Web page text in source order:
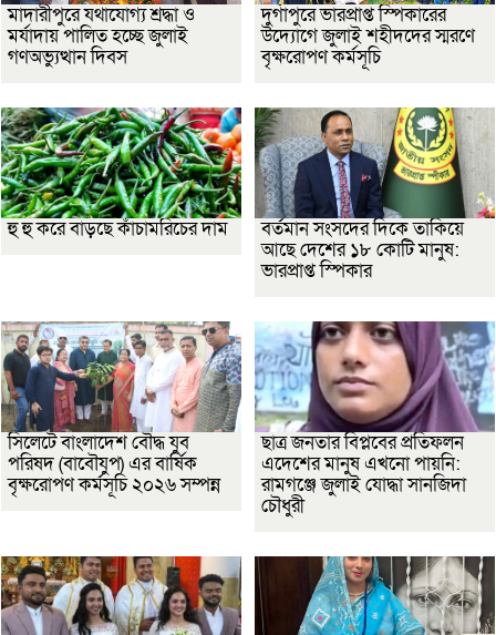
মাদারীপুরে যথাযোগ্য শ্রদ্ধা ও
মর্যাদায় পালিত হচ্ছে জুলাই
গণঅভ্যুত্থান দিবস
দুর্গাপুরে ভারপ্রাপ্ত স্পিকারের
উদ্যোগে জুলাই শহীদদের স্মরণে
বৃক্ষরোপণ কর্মসূচি
হু হু করে বাড়ছে কাঁচামরিচের দাম
বর্তমান সংসদের দিকে তাকিয়ে
আছে দেশের ১৮ কোটি মানুষ:
ভারপ্রাপ্ত স্পিকার
সিলেটে বাংলাদেশ বৌদ্ধ যুব
পরিষদ (বাবৌযুপ) এর বার্ষিক
বৃক্ষরোপণ কর্মসূচি ২০২৬ সম্পন্ন
ছাত্র জনতার বিপ্লবের প্রতিফলন
এদেশের মানুষ এখনো পায়নি:
রামগঞ্জে জুলাই যোদ্ধা সানজিদা
চৌধুরী